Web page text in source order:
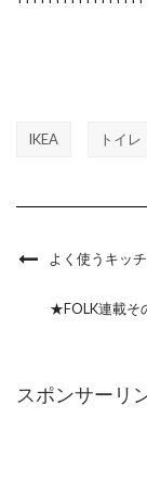
IKEA トイレ
よく使うキッ
★FOLK連載そ
スポンサーリ